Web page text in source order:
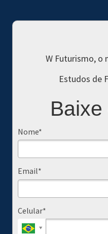
W Futurismo, o
Estudos de
Nome*
Email*
Celular*